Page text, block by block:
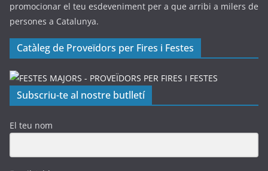
promocionar el teu esdeveniment per a que arribi a milers de
persones a Catalunya.
Catàleg de Proveïdors per Fires i Festes
Subscriu-te al nostre butlletí
El teu nom